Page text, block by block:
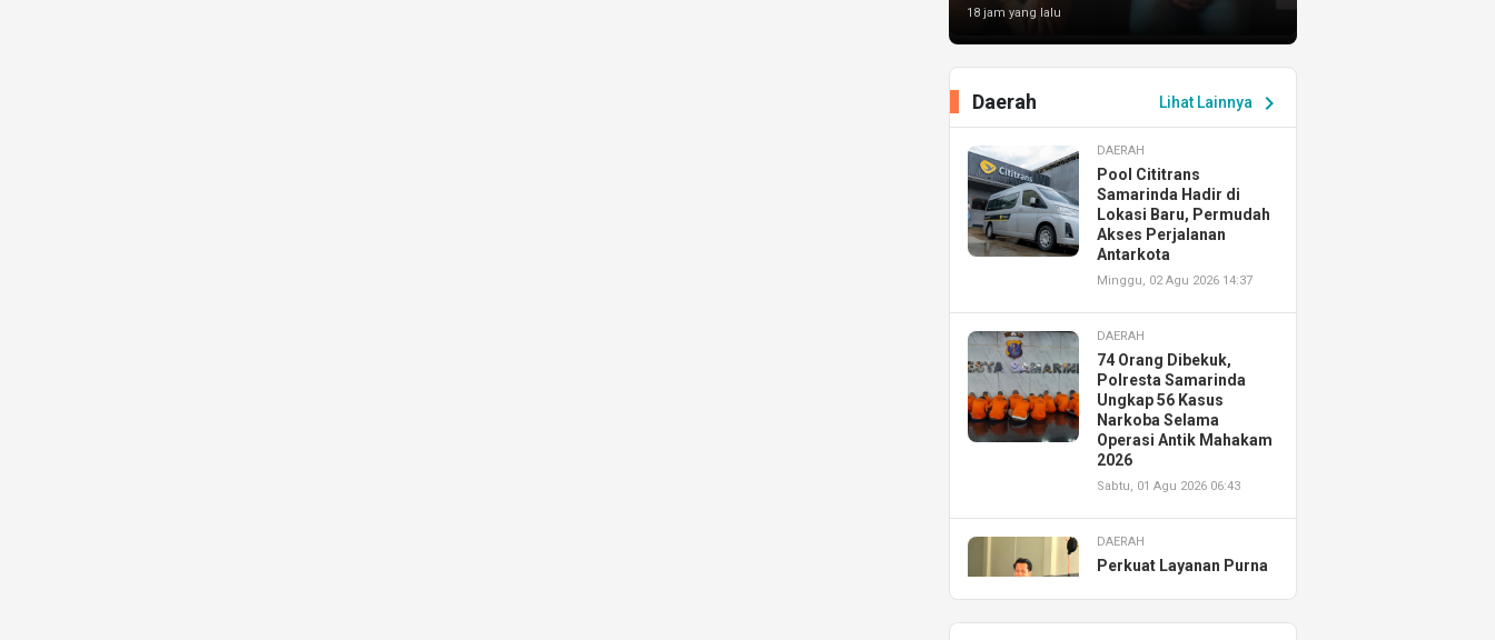
18 jam yang lalu
Lihat Lainnya chevron_right
Daerah
DAERAH
Pool Cititrans
Samarinda Hadir di
Lokasi Baru, Permudah
Akses Perjalanan
Antarkota
Minggu, 02 Agu 2026 14:37
DAERAH
74 Orang Dibekuk,
Polresta Samarinda
Ungkap 56 Kasus
Narkoba Selama
Operasi Antik Mahakam
2026
Sabtu, 01 Agu 2026 06:43
DAERAH
Perkuat Layanan Purna
Resmikan AHASS